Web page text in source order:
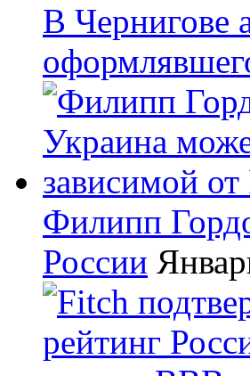
В Чернигове
Филипп
России